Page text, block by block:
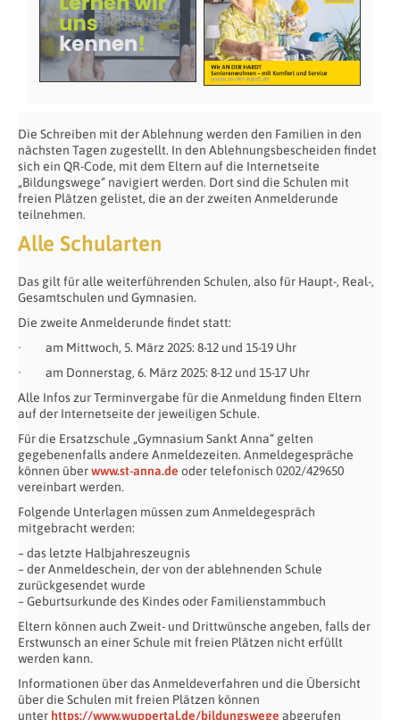
Die Schreiben mit der Ablehnung werden den Familien in den
nächsten Tagen zugestellt. In den Ablehnungsbescheiden findet
sich ein QR-Code, mit dem Eltern auf die Internetseite
„Bildungswege“ navigiert werden. Dort sind die Schulen mit
freien Plätzen gelistet, die an der zweiten Anmelderunde
teilnehmen.
Alle Schularten
Das gilt für alle weiterführenden Schulen, also für Haupt-, Real-,
Gesamtschulen und Gymnasien.
Die zweite Anmelderunde findet statt:
· am Mittwoch, 5. März 2025: 8-12 und 15-19 Uhr
· am Donnerstag, 6. März 2025: 8-12 und 15-17 Uhr
Alle Infos zur Terminvergabe für die Anmeldung finden Eltern
auf der Internetseite der jeweiligen Schule.
Für die Ersatzschule „Gymnasium Sankt Anna“ gelten
gegebenenfalls andere Anmeldezeiten. Anmeldegespräche
können überwww.st-anna.de oder telefonisch 0202/429650
vereinbart werden.
Folgende Unterlagen müssen zum Anmeldegespräch
mitgebracht werden:
– das letzte Halbjahreszeugnis
– der Anmeldeschein, der von der ablehnenden Schule
zurückgesendet wurde
– Geburtsurkunde des Kindes oder Familienstammbuch
Eltern können auch Zweit- und Drittwünsche angeben, falls der
Erstwunsch an einer Schule mit freien Plätzen nicht erfüllt
werden kann.
Informationen über das Anmeldeverfahren und die Übersicht
über die Schulen mit freien Plätzen können
unter https://www.wuppertal.de/bildungswege abgerufen